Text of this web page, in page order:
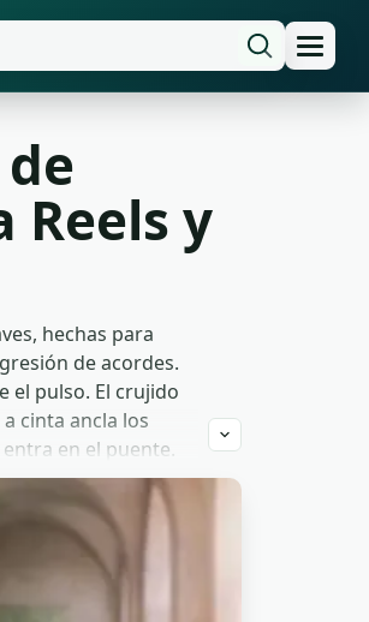
Reels y
hechas para
de acordes.
el pulso. El crujido
cinta ancla los
en el puente.
con tinte
pistas hacen fade
of-the-day y
montajes